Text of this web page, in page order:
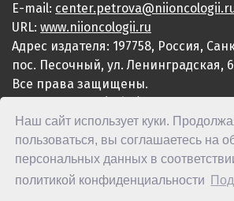
Наш сайт использует куки.
пользоваться, вы соглашаетесь на
персональных данных в
политикой конфиденциальности
E-mail:
URL: www.niioncologii.ru
Адрес издателя: 197758, Россия,
пос. Песочный, ул. Ленинградская,
Все права защищены.
ISSN 2949-4915 (Online)